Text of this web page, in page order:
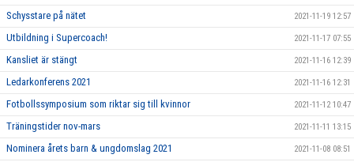
Schysstare på nätet 2021-11-19 12:57
Utbildning i Supercoach! 2021-11-17 07:55
Kansliet är stängt 2021-11-16 12:39
Ledarkonferens 2021 2021-11-16 12:31
Fotbollssymposium som riktar sig till kvinnor 2021-11-12 10:47
Träningstider nov-mars 2021-11-11 13:15
Nominera årets barn & ungdomslag 2021 2021-11-08 08:51